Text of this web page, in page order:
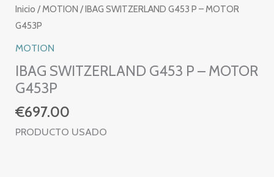
Inicio / MOTION / IBAG SWITZERLAND G453 P – MOTOR
G453P
MOTION
IBAG SWITZERLAND G453 P – MOTOR
G453P
€697.00
PRODUCTO USADO